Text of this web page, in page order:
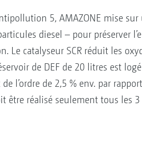
5, AMAZONE mise sur
diesel – pour préserver
catalyseur SCR réduit les
de DEF de 20 litres est
l’ordre de 2,5 % env. par
être réalisé seulement tous les